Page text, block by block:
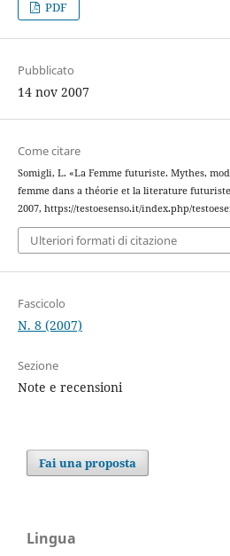
PDF
Pubblicato
14 nov 2007
Come citare
Somigli, L. «La Femme futuriste. Mythes,
femme dans a théorie et la literature
2007, https://testoesenso.it/index.php/
Ulteriori formati di citazione
Fascicolo
N. 8 (2007)
Sezione
Note e recensioni
Fai una proposta
Lingua